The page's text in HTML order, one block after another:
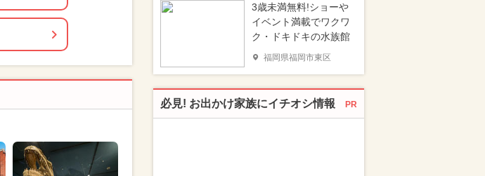
3歳未満無料!ショーや
イベント満載でワクワ
ク・ドキドキの水族館
福岡県福岡市東区
必見! お出かけ家族にイチオシ情報 PR